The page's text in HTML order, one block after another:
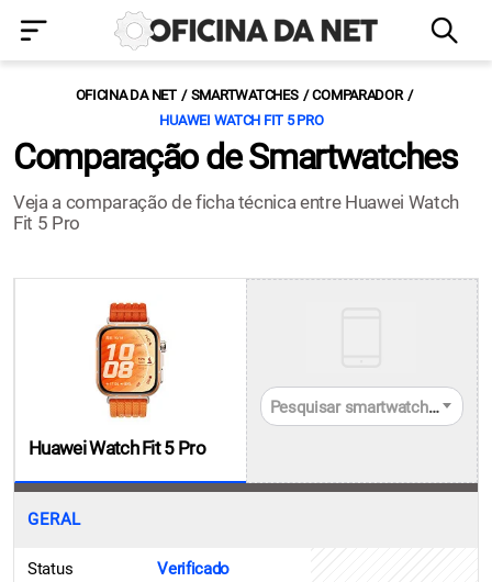
OFICINA DA NET SMARTWATCHES
COMPARADOR
HUAWEI WATCH FIT 5 PRO
Comparação de Smartwatches
Veja a comparação de ficha técnica entre Huawei Watch
Fit 5 Pro
Huawei Watch Fit 5 Pro
Pesquisar smartwatches
GERAL
Status Verificado